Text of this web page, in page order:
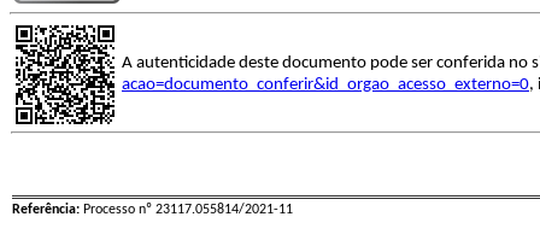
A autenticidade deste documento pode ser conferida no
acao=documento_conferir&id_orgao_acesso_externo=0,
Referência: Processo nº 23117.055814/2021-11